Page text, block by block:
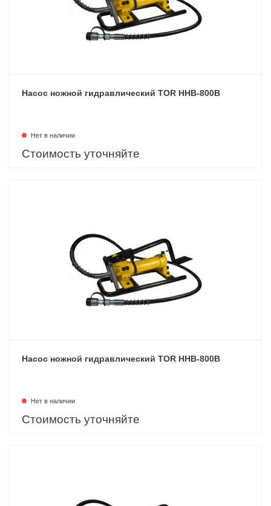
Насос ножной гидравлический TOR HHB-800B
Нет в наличии
Стоимость уточняйте
Насос ножной гидравлический TOR HHB-800B
Нет в наличии
Стоимость уточняйте